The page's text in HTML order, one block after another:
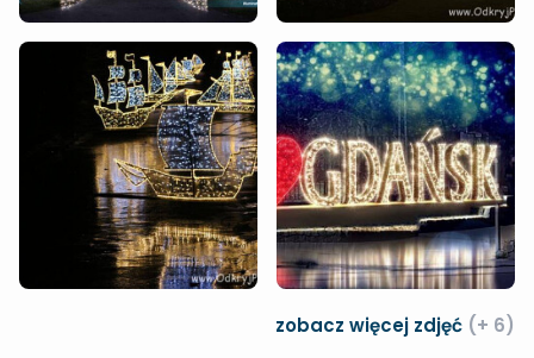
zobacz więcej zdjęć (+ 6)